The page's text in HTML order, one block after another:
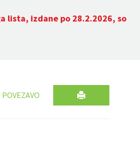
lista, izdane po 28.2.2026, so